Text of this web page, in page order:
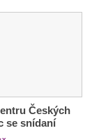
Českých
se snídaní